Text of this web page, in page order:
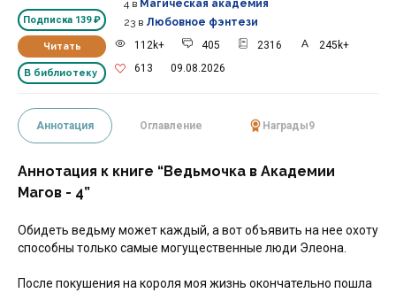
Подписка 139 ₽
Читать
В библиотеку
4 в Магическая академия
23 в Любовное фэнтези
112k+
405 2316
245k+
613
09.08.2026
Аннотация Оглавление Награды9
Аннотация к книге “Ведьмочка в Академии
Магов - 4”
Обидеть ведьму может каждый, а вот объявить на нее охоту
способны только самые могущественные люди Элеона.
После покушения на короля моя жизнь окончательно пошла